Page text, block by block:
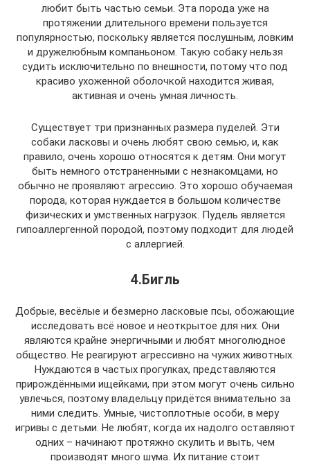
любит быть частью семьи. Эта порода уже на
протяжении длительного времени пользуется
популярностью, поскольку является послушным, ловким
и дружелюбным компаньоном. Такую собаку нельзя
судить исключительно по внешности, потому что под
красиво ухоженной оболочкой находится живая,
активная и очень умная личность.
Существует три признанных размера пуделей. Эти
собаки ласковы и очень любят свою семью, и, как
правило, очень хорошо относятся к детям. Они могут
быть немного отстраненными с незнакомцами, но
обычно не проявляют агрессию. Это хорошо обучаемая
порода, которая нуждается в большом количестве
физических и умственных нагрузок. Пудель является
гипоаллергенной породой, поэтому подходит для людей
с аллергией.
4.Бигль
Добрые, весёлые и безмерно ласковые псы, обожающие
исследовать всё новое и неоткрытое для них. Они
являются крайне энергичными и любят многолюдное
общество. Не реагируют агрессивно на чужих животных.
Нуждаются в частых прогулках, представляются
прирождёнными ищейками, при этом могут очень сильно
увлечься, поэтому владельцу придётся внимательно за
ними следить. Умные, чистоплотные особи, в меру
игривы с детьми. Не любят, когда их надолго оставляют
одних – начинают протяжно скулить и выть, чем
производят много шума. Их питание стоит